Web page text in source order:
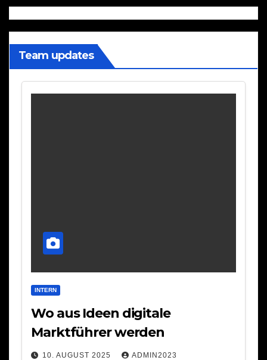
Team updates
INTERN
Wo aus Ideen digitale
Marktführer werden
10. AUGUST 2025 ADMIN2023